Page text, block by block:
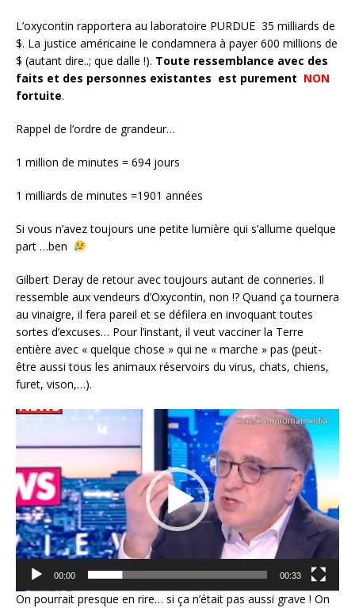
L’oxycontin rapportera au laboratoire PURDUE 35 milliards de
$. La justice américaine le condamnera à payer 600 millions de
$ (autant dire..; que dalle !). Toute ressemblance avec des
faits et des personnes existantes est purement NON
fortuite.
Rappel de l’ordre de grandeur…
1 million de minutes = 694 jours
1 milliards de minutes =1901 années
Si vous n’avez toujours une petite lumière qui s’allume quelque
part …ben
Gilbert Deray de retour avec toujours autant de conneries. Il
ressemble aux vendeurs d’Oxycontin, non !? Quand ça tournera
au vinaigre, il fera pareil et se défilera en invoquant toutes
sortes d’excuses… Pour l’instant, il veut vacciner la Terre
entière avec « quelque chose » qui ne « marche » pas (peut-
être aussi tous les animaux réservoirs du virus, chats, chiens,
furet, vison,…).
Lecteur
00:00 00:33
On pourrait presque en rire… si ça n’était pas aussi grave ! On